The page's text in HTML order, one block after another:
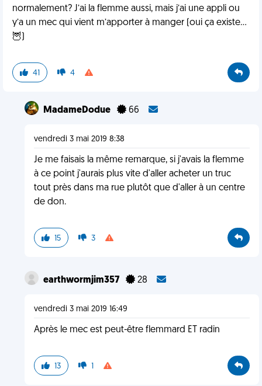
normalement? J’ai la flemme aussi, mais j’ai une appli ou
y’a un mec qui vient m’apporter à manger (oui ça existe...
🦉)
41 4
MadameDodue 66
vendredi 3 mai 2019 8:38
Je me faisais la même remarque, si j'avais la flemme
à ce point j'aurais plus vite d'aller acheter un truc
tout près dans ma rue plutôt que d'aller à un centre
de don.
15 3
earthwormjim357 28
vendredi 3 mai 2019 16:49
Après le mec est peut-être flemmard ET radin
13 1